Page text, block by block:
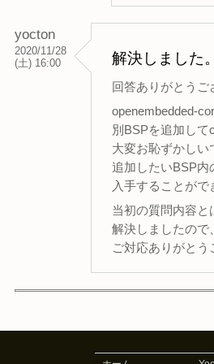
yocton
2020/11/28
(土) 16:00
解決しました。
回答ありがとうご
openembedded-
別BSPを追加して
大変お恥ずかしい
追加したいBSP内
入手することがで
当初の質問内容と
解決しましたので
ご対応ありがとう